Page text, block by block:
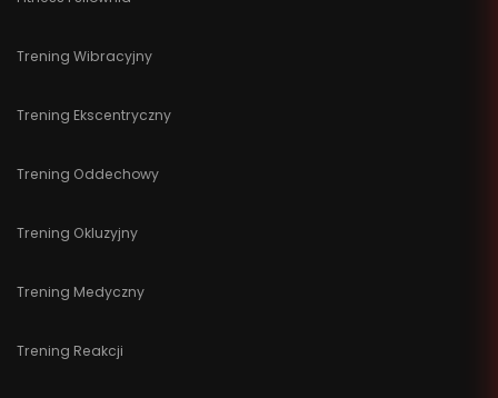
Trening Wibracyjny
Trening Ekscentryczny
Trening Oddechowy
Trening Okluzyjny
Trening Medyczny
Trening Reakcji